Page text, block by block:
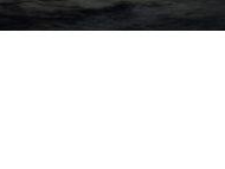
des